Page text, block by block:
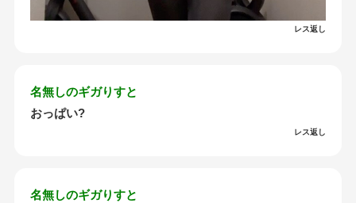
レス返し
名無しのギガりすと
おっぱい?
レス返し
名無しのギガりすと